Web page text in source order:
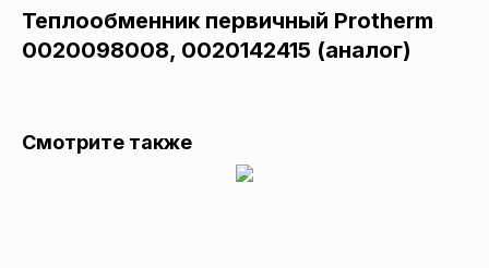
Теплообменник первичный Protherm
0020098008, 0020142415 (аналог)
Смотрите также